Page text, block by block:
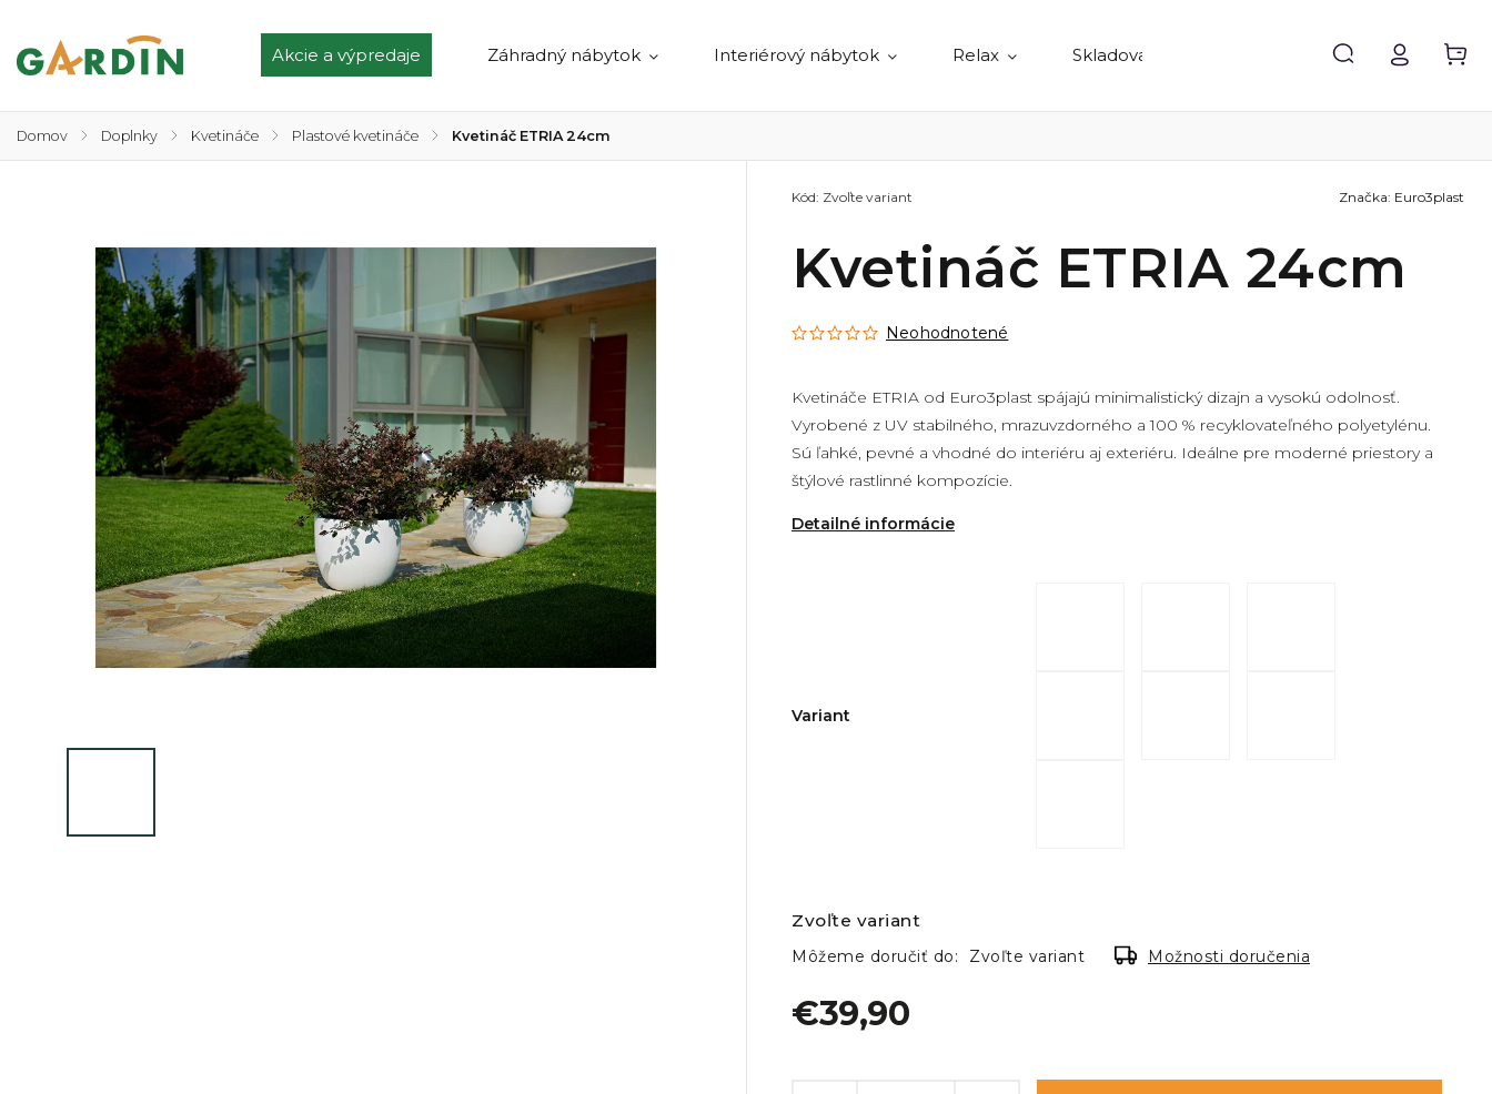
Akcie a výpredaje Záhradný nábytok Interiérový nábytok Relax Skladovanie Predávané
Domov / Doplnky / Kvetináče / Plastové kvetináče / Kvetináč ETRIA 24cm
Kvetináč ETRIA 24cm
Kód: Zvoľte variant
Neohodnotené
Kvetináče ETRIA od Euro3plast spájajú minimalistický dizajn a vysokú odolnosť.
Vyrobené z UV stabilného, mrazuvzdorného a 100 % recyklovateľného polyetylénu.
Sú ľahké, pevné a vhodné do interiéru aj exteriéru. Ideálne pre moderné priestory a
štýlové rastlinné kompozície.
Detailné informácie
Značka: Euro3plast
Variant
€39,90
Zvoľte variant
Môžeme doručiť do: Zvoľte variant Možnosti doručenia